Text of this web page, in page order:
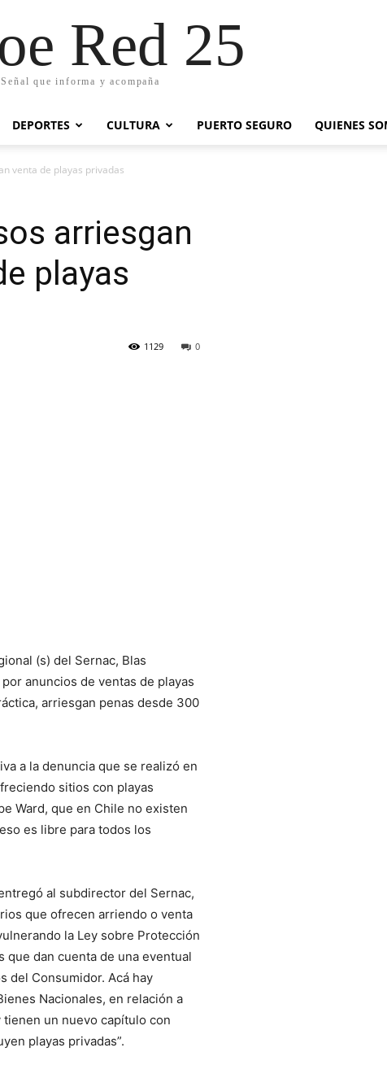
Red 25
que informa y acompaña
DEPORTES CULTURA PUERTO SEGURO QUIENES
venta de playas privadas
arriesgan
playas
0
1129
(s) del Sernac, Blas
anuncios de ventas de playas
arriesgan penas desde 300
a la denuncia que se realizó en
sitios con playas
Ward, que en Chile no existen
es libre para todos los
al subdirector del Sernac,
que ofrecen arriendo o venta
la Ley sobre Protección
que dan cuenta de una eventual
del Consumidor. Acá hay
Nacionales, en relación a
un nuevo capítulo con
playas privadas”.